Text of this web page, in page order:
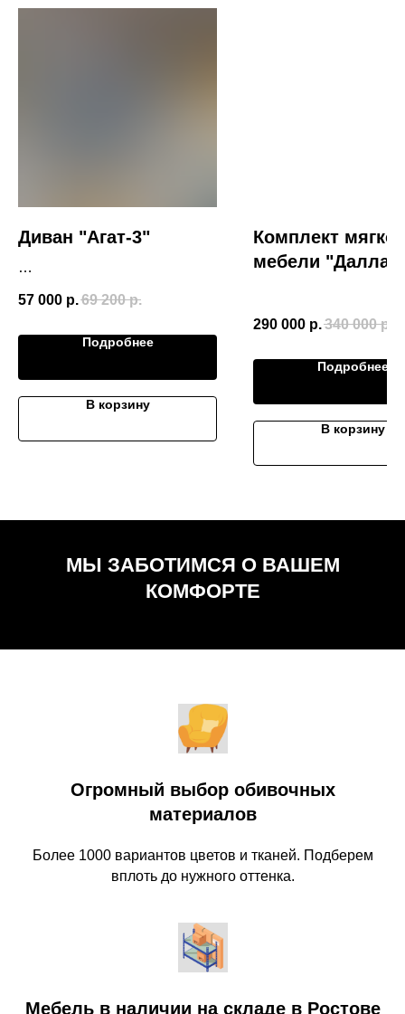
Диван "Агат-3"
2370*950*1100
57 000 р.69 200 р.
Подробнее
В корзину
Комплект
мебели
290 000 р.340 000 р.
Подробнее
В корзину
МЫ ЗАБОТИМСЯ О ВАШЕМ
КОМФОРТЕ
Огромный выбор обивочных
материалов
Более 1000 вариантов цветов и тканей. Подберем
вплоть до нужного оттенка.
Мебель в наличии на складе в Ростове